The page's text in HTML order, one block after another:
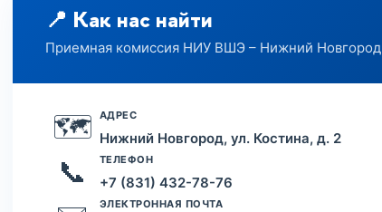
📍 Как нас найти
Приемная комиссия НИУ ВШЭ – Нижний Новгород
🗺️ АДРЕС
Нижний Новгород, ул. Костина, д. 2
📞 ТЕЛЕФОН
+7 (831) 432-78-76
ЭЛЕКТРОННАЯ ПОЧТА